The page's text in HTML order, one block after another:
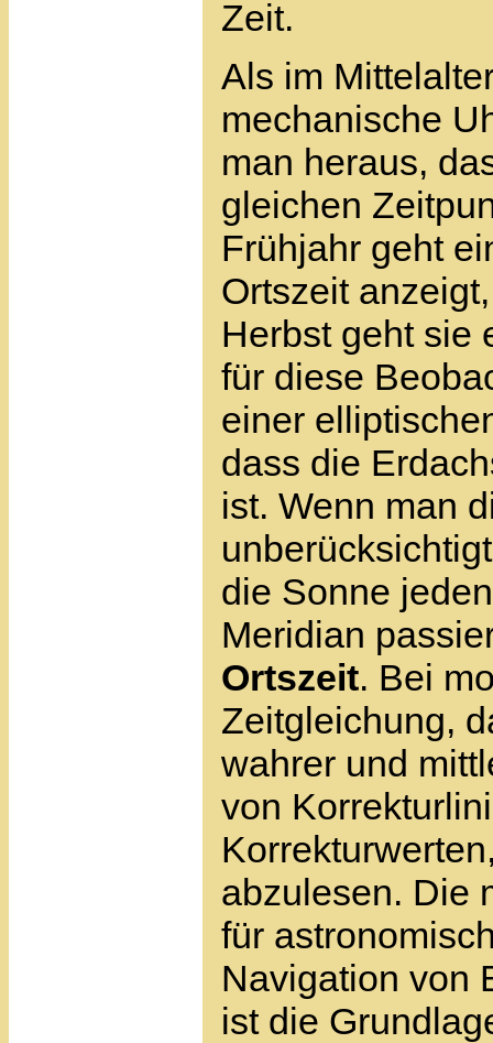
Zeit.
Als im
mechanische
man heraus,
gleichen
Frühjahr geht
Ortszeit
Herbst geht sie
für diese
einer
dass die
ist. Wenn man
die Sonne
Meridian
Ortszeit. Bei
Zeitgleichung,
wahrer und
von
abzulesen. Die
für
Navigation von
ist die